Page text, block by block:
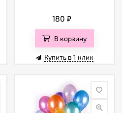
180 ₽
В корзину
Купить в 1 клик